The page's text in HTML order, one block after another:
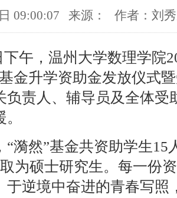
09:00:07 来源： 作者：刘
，温州大学数理学院
金升学资助金发放仪式
负责人、辅导员及全体受
然”基金共资助学生15
为硕士研究生。每一份
于逆境中奋进的青春写照